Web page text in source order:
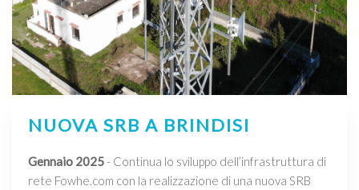
NUOVA SRB A BRINDISI
Gennaio 2025- Continua lo sviluppo dell’infrastruttura di
rete Fowhe.com con la realizzazione di una nuova SRB